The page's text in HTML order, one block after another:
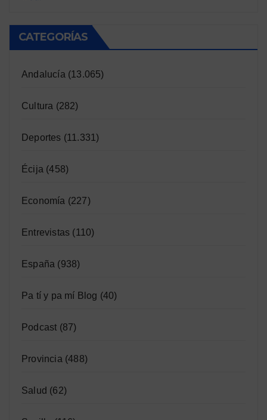
CATEGORÍAS
Andalucía (13.065)
Cultura (282)
Deportes (11.331)
Écija (458)
Economía (227)
Entrevistas (110)
España (938)
Pa tí y pa mí Blog (40)
Podcast (87)
Provincia (488)
Salud (62)